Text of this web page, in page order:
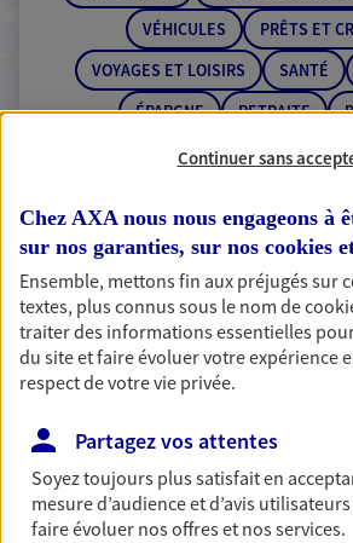
RECHERCHER
VÉHICULES
PRÊTS ET
VOYAGES ET LOISIRS
SANTÉ
ÉPARGNE
RETRAITE
1 résultat correspond à votre
recherche
William
Continuer sans
Chez AXA nous nous engageons à
sur nos garanties, sur nos cookies
Ensemble, mettons fin aux préjugés sur
textes, plus connus sous le nom de
traiter des informations essentielles
du site et faire évoluer votre expérience
respect de votre vie privée.
Partagez vos attentes
Soyez toujours plus satisfait en
mesure d’audience et d’avis
faire évoluer nos offres et nos services.